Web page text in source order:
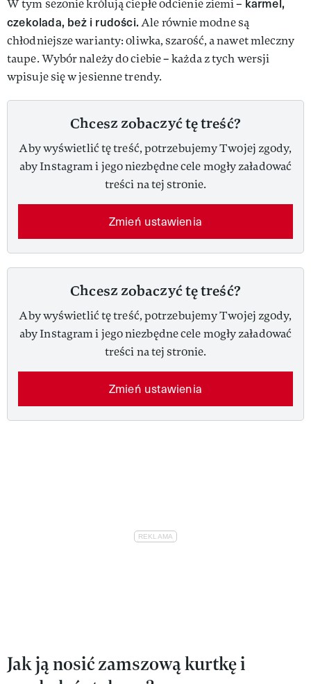
W tym sezonie królują ciepłe odcienie ziemi –
czekolada, beż i rudości.Ale równie modne są
chłodniejsze warianty: oliwka, szarość, a nawet mleczny
taupe. Wybór należy do ciebie – każda z tych wersji
wpisuje się w jesienne trendy.
Chcesz zobaczyć tę treść?
Aby wyświetlić tę treść, potrzebujemy Twojej zgody,
aby Instagram i jego niezbędne cele mogły załadować
treści na tej stronie.
Zmień ustawienia
Chcesz zobaczyć tę treść?
Aby wyświetlić tę treść, potrzebujemy Twojej zgody,
aby Instagram i jego niezbędne cele mogły załadować
treści na tej stronie.
Zmień ustawienia
Jak ją nosić zamszową kurtkę i